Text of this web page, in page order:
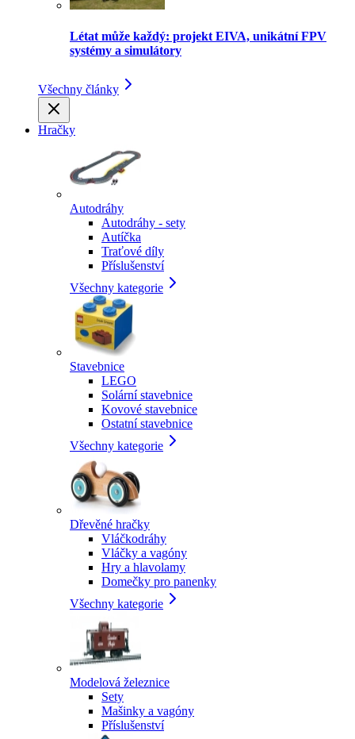
Létat může každý: projekt EIVA, unikátní FPV
systémy a simulátory
Všechny články
Hračky
Autodráhy
Autodráhy - sety
Autíčka
Traťové díly
Příslušenství
Všechny kategorie
Stavebnice
LEGO
Solární stavebnice
Kovové stavebnice
Ostatní stavebnice
Všechny kategorie
Dřevěné hračky
Vláčkodráhy
Vláčky a vagóny
Hry a hlavolamy
Domečky pro panenky
Všechny kategorie
Modelová železnice
Sety
Mašinky a vagóny
Příslušenství